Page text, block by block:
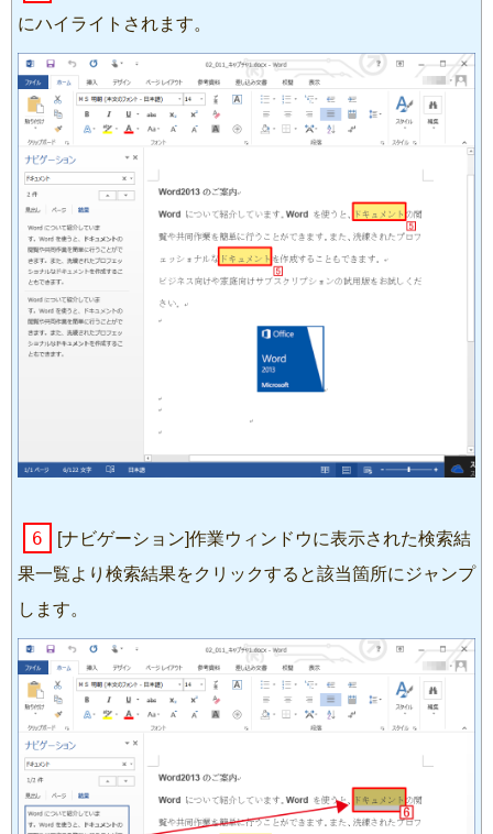
にハイライトされます。
6
[ナビゲーション]作業ウィンドウに表示された検索結
果一覧より検索結果をクリックすると該当箇所にジャンプ
します。